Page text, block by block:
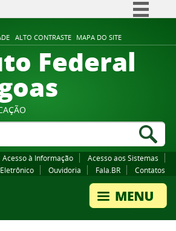
ALTO CONTRASTE MAPA DO SITE
Comunica BR
Participe
Canais
Federal
Acesso à Informação
Acesso aos Sistemas
Ouvidoria Fala.BR Contatos